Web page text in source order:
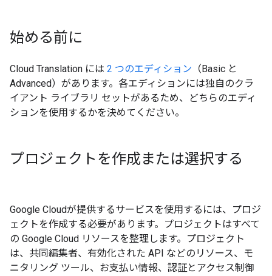
始める前に
Cloud Translation には 2 つのエディション （Basic と
Advanced）があります。 各エディションには独自のクラ
イアント ライブラリ セットがあるため、どちらのエディ
ションを使用するかを決めてください。
プロジェクトを作成または選択する
Google Cloudが提供するサービスを使用するには、プロジ
ェクトを作成する必要があります。
プロジェクトはすべて
の Google Cloud リソースを整理します。プロジェクト
は、共同編集者、有効化された API などのリソース、モ
ニタリング ツール、お支払い情報、認証とアクセス制御